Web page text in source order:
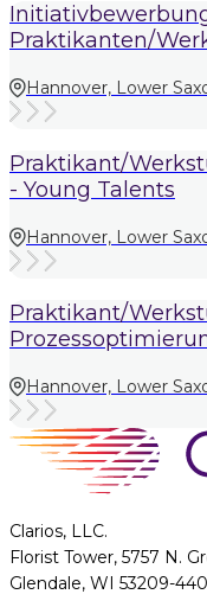
Praktikanten/
Hannover, Lower
Praktikant/
- Young Talents
Hannover, Lower
Praktikant/
Hannover, Lower
Clarios, LLC.
Florist Tower, 5757 N.
Glendale, WI 53209-